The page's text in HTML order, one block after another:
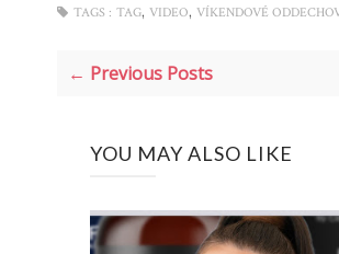
TAGS : TAG, VIDEO, VÍKENDOVÉ
← Previous Posts
YOU MAY ALSO LIKE